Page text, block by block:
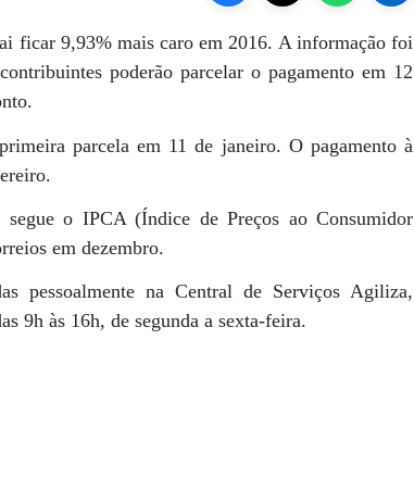
ficar 9,93% mais caro em 2016. A informação foi
poderão parcelar o pagamento em 12
parcela em 11 de janeiro. O pagamento à
o IPCA (Índice de Preços ao Consumidor
em dezembro.
pessoalmente na Central de Serviços Agiliza,
9h às 16h, de segunda a sexta-feira.